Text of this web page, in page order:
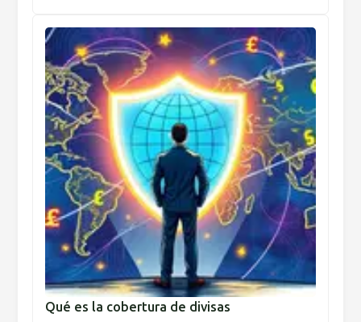
Qué es la cobertura de divisas